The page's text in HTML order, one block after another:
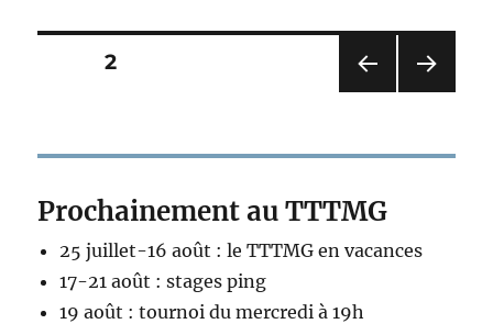
Pagination
publications
CÉD
E
PAGE2
ANT
Prochainement au TTTMG
25 juillet-16 août : le TTTMG en vacances
17-21 août : stages ping
19 août : tournoi du mercredi à 19h